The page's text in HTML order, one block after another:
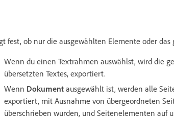
fest, ob nur die ausgewählten Elemente oder
Wenn du einen Textrahmen auswählst, wird die
übersetzten Textes, exportiert.
Wenn Dokument ausgewählt ist, werden alle
exportiert, mit Ausnahme von übergeordneten
überschrieben wurden, und Seitenelementen auf